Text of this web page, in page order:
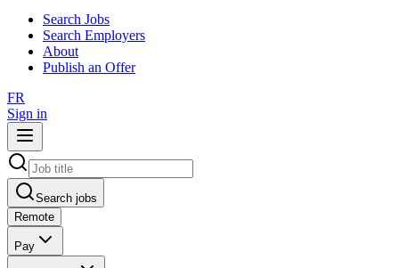
Search Jobs
Search Employers
About
Publish an Offer
FR
Sign in
Search jobs
Remote
Pay